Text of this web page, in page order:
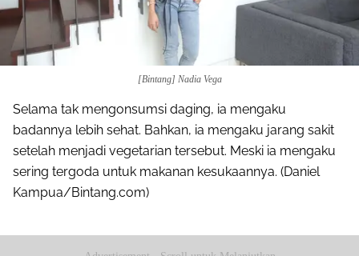
[Bintang] Nadia Vega
Selama tak mengonsumsi daging, ia mengaku
badannya lebih sehat. Bahkan, ia mengaku jarang sakit
setelah menjadi vegetarian tersebut. Meski ia mengaku
sering tergoda untuk makanan kesukaannya. (Daniel
Kampua/Bintang.com)